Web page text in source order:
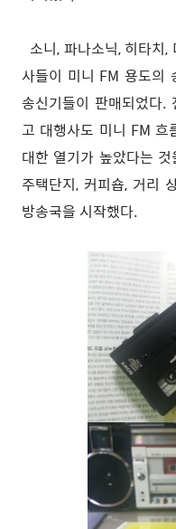
소니, 파나소닉, 히타치
사들이 미니 FM 용도의
송신기들이 판매되었다.
고 대행사도 미니 FM 흐
대한 열기가 높았다는
주택단지, 커피숍, 거리
방송국을 시작했다.